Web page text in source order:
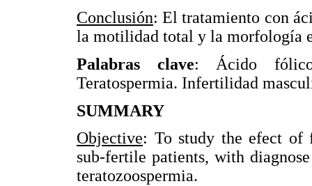
Conclusión: El tratamiento con
la motilidad total y la morfología
Palabras clave: Ácido fólico.
Teratospermia. Infertilidad
SUMMARY
Objective: To study the efect of
sub-fertile patients, with
teratozoospermia.